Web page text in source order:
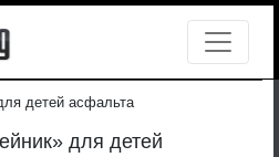
детей асфальта
для детей